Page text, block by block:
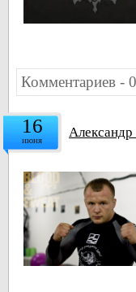
Комментариев - 0
16
июня